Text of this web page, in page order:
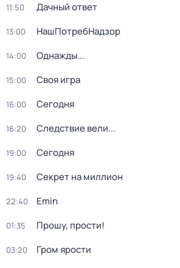
11:50 Дачный ответ
13:00 НашПотребНадзор
14:00 Однажды...
15:00 Своя игра
16:00 Сегодня
16:20 Следствие вели...
19:00 Сегодня
19:40 Секрет на миллион
22:40 Emin
01:35 Прошу, прости!
03:20 Гром ярости